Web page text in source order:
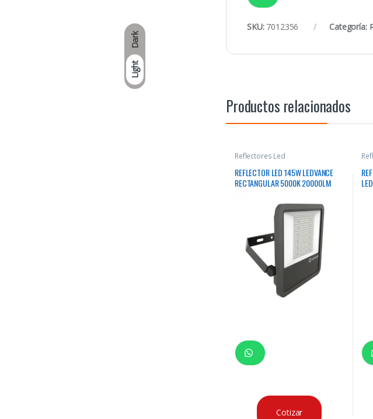
Dark
Light
SKU: 7012356 Categoría:
Productos relacionados
Reflectores Led
REFLECTOR LED 145W LEDVANCE
RECTANGULAR 5000K 20000LM
Cotizar